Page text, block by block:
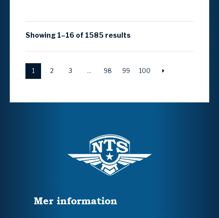
Showing 1–16 of 1585 results
1 2 3 … 98 99 100
Mer information